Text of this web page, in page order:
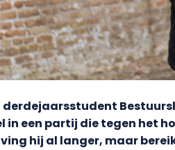
derdejaarsstudent
in een partij die tegen het
hij al langer, maar